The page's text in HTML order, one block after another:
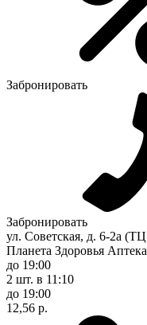
Забронировать
Забронировать
ул. Советская, д. 6-2а
Планета Здоровья
до 19:00
2 шт. в 11:10
до 19:00
12,56 р.